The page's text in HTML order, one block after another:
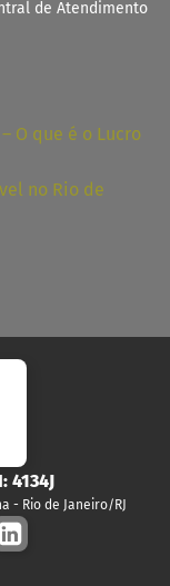
de Atendimento
O que é o Lucro
no Rio de
4134J
- Rio de Janeiro/RJ